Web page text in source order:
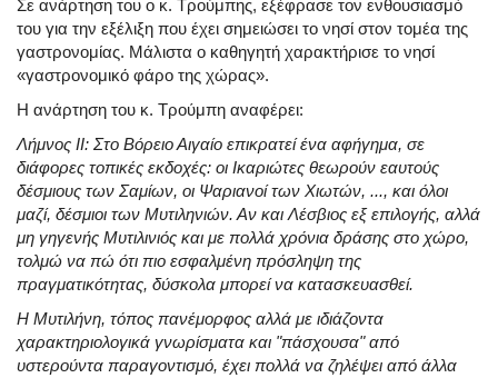
Σε ανάρτηση του ο κ. Τρούμπης, εξέφρασε τον ενθουσιασμό
του για την εξέλιξη που έχει σημειώσει το νησί στον τομέα της
γαστρονομίας. Μάλιστα ο καθηγητή χαρακτήρισε το νησί
«γαστρονομικό φάρο της χώρας».
Η ανάρτηση του κ. Τρούμπη αναφέρει:
Λήμνος ΙΙ: Στο Βόρειο Αιγαίο επικρατεί ένα αφήγημα, σε
διάφορες τοπικές εκδοχές: οι Ικαριώτες θεωρούν εαυτούς
δέσμιους των Σαμίων, οι Ψαριανοί των Χιωτών, ..., και όλοι
μαζί, δέσμιοι των Μυτιληνιών. Αν και Λέσβιος εξ επιλογής, αλλά
μη γηγενής Μυτιλινιός και με πολλά χρόνια δράσης στο χώρο,
τολμώ να πώ ότι πιο εσφαλμένη πρόσληψη της
πραγματικότητας, δύσκολα μπορεί να κατασκευασθεί.
Η Μυτιλήνη, τόπος πανέμορφος αλλά με ιδιάζοντα
χαρακτηριολογικά γνωρίσματα και "πάσχουσα" από
υστερούντα παραγοντισμό, έχει πολλά να ζηλέψει από άλλα